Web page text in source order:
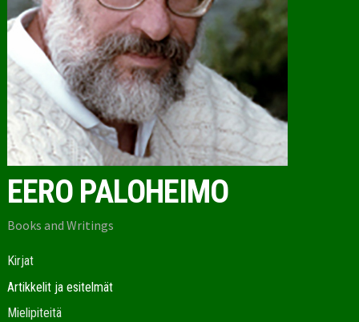
EERO PALOHEIMO
Books and Writings
Kirjat
Artikkelit ja esitelmät
Mielipiteitä